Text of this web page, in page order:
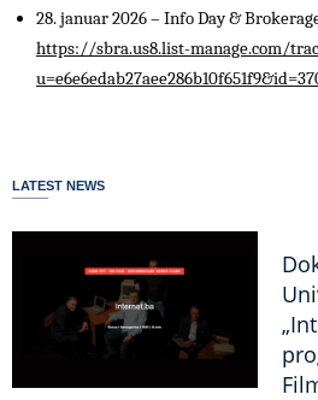
28. januar 2026 – Info Day &
https://sbra.us8.list-manage.com/
LATEST NEWS